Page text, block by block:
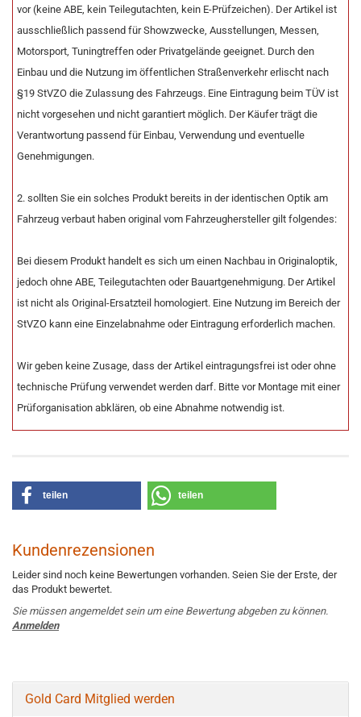
vor (keine ABE, kein Teilegutachten, kein E-Prüfzeichen). Der Artikel ist
ausschließlich passend für Showzwecke, Ausstellungen, Messen,
Motorsport, Tuningtreffen oder Privatgelände geeignet. Durch den
Einbau und die Nutzung im öffentlichen Straßenverkehr erlischt nach
§19 StVZO die Zulassung des Fahrzeugs. Eine Eintragung beim TÜV ist
nicht vorgesehen und nicht garantiert möglich. Der Käufer trägt die
Verantwortung passend für Einbau, Verwendung und eventuelle
Genehmigungen.
2. sollten Sie ein solches Produkt bereits in der identischen Optik am
Fahrzeug verbaut haben original vom Fahrzeughersteller gilt folgendes:
Bei diesem Produkt handelt es sich um einen Nachbau in Originaloptik,
jedoch ohne ABE, Teilegutachten oder Bauartgenehmigung. Der Artikel
ist nicht als Original-Ersatzteil homologiert. Eine Nutzung im Bereich der
StVZO kann eine Einzelabnahme oder Eintragung erforderlich machen.
Wir geben keine Zusage, dass der Artikel eintragungsfrei ist oder ohne
technische Prüfung verwendet werden darf. Bitte vor Montage mit einer
Prüforganisation abklären, ob eine Abnahme notwendig ist.
teilen teilen
Kundenrezensionen
Leider sind noch keine Bewertungen vorhanden. Seien Sie der Erste, der
das Produkt bewertet.
Sie müssen angemeldet sein um eine Bewertung abgeben zu können.
Anmelden
Gold Card Mitglied werden